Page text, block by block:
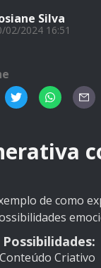
Silva
02/2024 16:51
de como
Criativo